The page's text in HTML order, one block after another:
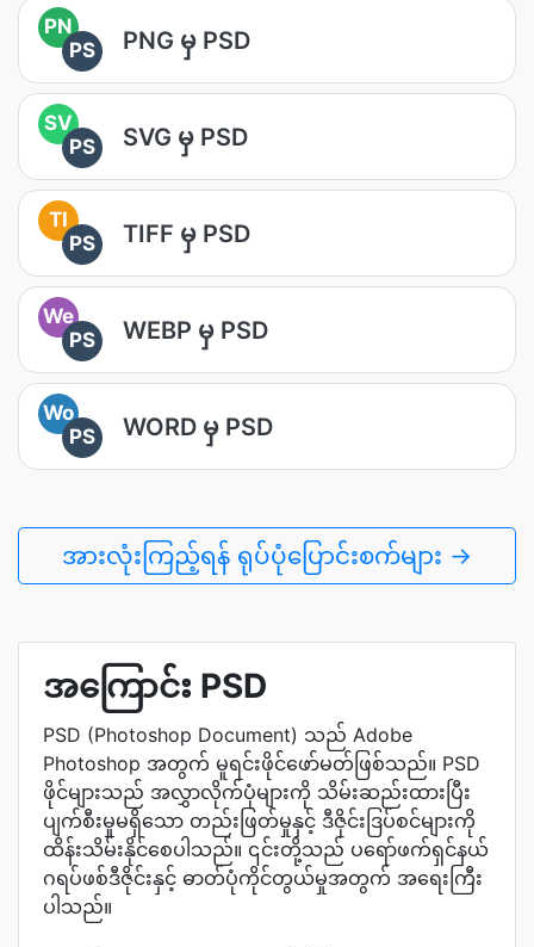
PN
PS
PNG မှ PSD
SV
PS
SVG မှ PSD
TI
PS
TIFF မှ PSD
We
PS
WEBP မှ PSD
Wo
PS
WORD မှ PSD
အားလုံးကြည့်ရန် ရုပ်ပုံပြောင်းစက်များ →
အကြောင်း PSD
PSD (Photoshop Document) သည် Adobe
Photoshop အတွက် မူရင်းဖိုင်ဖော်မတ်ဖြစ်သည်။ PSD
ဖိုင်များသည် အလွှာလိုက်ပုံများကို သိမ်းဆည်းထားပြီး
ပျက်စီးမှုမရှိသော တည်းဖြတ်မှုနှင့် ဒီဇိုင်းဒြပ်စင်များကို
ထိန်းသိမ်းနိုင်စေပါသည်။ ၎င်းတို့သည် ပရော်ဖက်ရှင်နယ်
ဂရပ်ဖစ်ဒီဇိုင်းနှင့် ဓာတ်ပုံကိုင်တွယ်မှုအတွက် အရေးကြီး
ပါသည်။